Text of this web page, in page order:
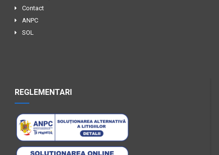
Contact
ANPC
SOL
REGLEMENTARI